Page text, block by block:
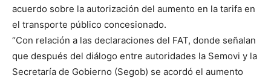
acuerdo sobre la autorización del aumento en la tarifa en
el transporte público concesionado.
“Con relación a las declaraciones del FAT, donde señalan
que después del diálogo entre autoridades la Semovi y la
Secretaría de Gobierno (Segob) se acordó el aumento